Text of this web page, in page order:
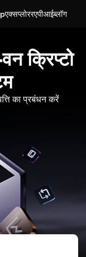
एक्सप्लोररएपीआईब्लॉग
क्रिप्टो
का प्रबंधन करें